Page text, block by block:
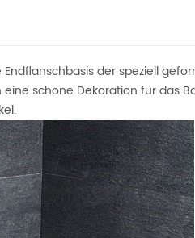
der speziell
schöne Dekoration für das